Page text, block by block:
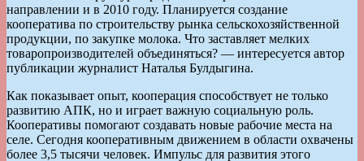
направлении и в 2010 году. Планируется создание
кооператива по строительству рынка сельскохозяйственной
продукции, по закупке молока. Что заставляет мелких
товаропроизводителей объединяться? — интересуется автор
публикации журналист Наталья Булдыгина.
Как показывает опыт, кооперация способствует не только
развитию АПК, но и играет важную социальную роль.
Кооперативы помогают создавать новые рабочие места на
селе. Сегодня кооперативным движением в области охвачены
более 3,5 тысячи человек. Импульс для развития этого